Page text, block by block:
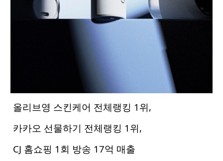
올리브영 스킨케어 전체랭킹 1위,
카카오 선물하기 전체랭킹 1위,
CJ 홈쇼핑 1회 방송 17억 매출